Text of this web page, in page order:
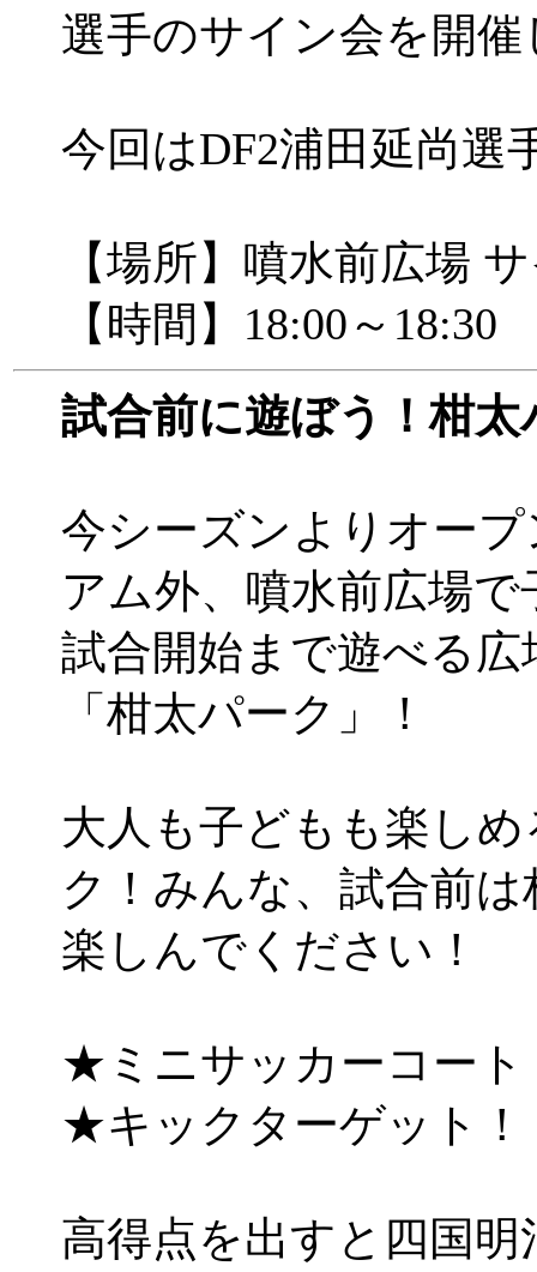
選手のサイン会を開
今回はDF2浦田延尚選
【場所】噴水前広場
【時間】18:00～18:30
試合前に遊ぼう！柑太
今シーズンよりオー
アム外、噴水前広場
試合開始まで遊べる
「柑太パーク」！
大人も子どもも楽し
ク！みんな、試合前
楽しんでください！
★ミニサッカーコート
★キックターゲット！
高得点を出すと四国明